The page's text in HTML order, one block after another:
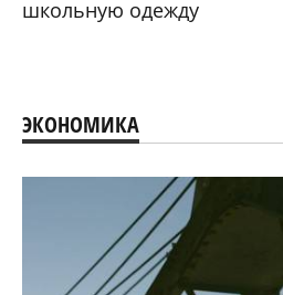
школьную одежду
ЭКОНОМИКА